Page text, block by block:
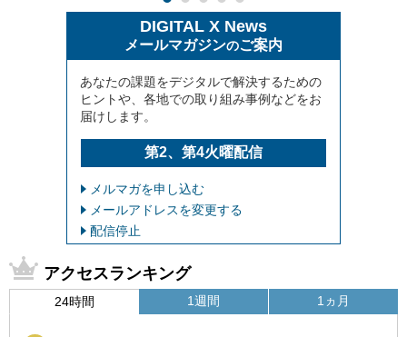
DIGITAL X News
メールマガジンのご案内
あなたの課題をデジタルで解決するための
ヒントや、各地での取り組み事例などをお
届けします。
第2、第4火曜配信
メルマガを申し込む
メールアドレスを変更する
配信停止
アクセスランキング
24時間 1週間 1ヵ月